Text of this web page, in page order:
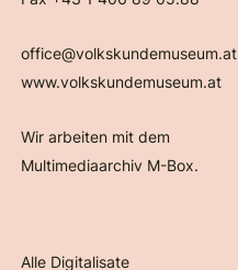
office@volkskundemuseum.at
www.volkskundemuseum.at
Wir arbeiten mit dem
Multimediaarchiv M-Box.
Alle Digitalisate